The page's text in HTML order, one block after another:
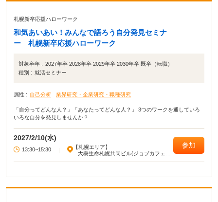
札幌新卒応援ハローワーク
和気あいあい！みんなで語ろう自分発見セミナ
ー 札幌新卒応援ハローワーク
対象卒年 : 2027年卒 2028年卒 2029年卒 2030年卒 既卒（転職）
種別 : 就活セミナー
属性 : 自己分析 業界研究・企業研究・職種研究
「自分ってどんな人？」「あなたってどんな人？」 3つのワークを通していろ
いろな自分を発見しませんか？
2027/2/10(水)
13:30~15:30
【札幌エリア】
大樹生命札幌共同ビル(ジョブカフェ北
参加